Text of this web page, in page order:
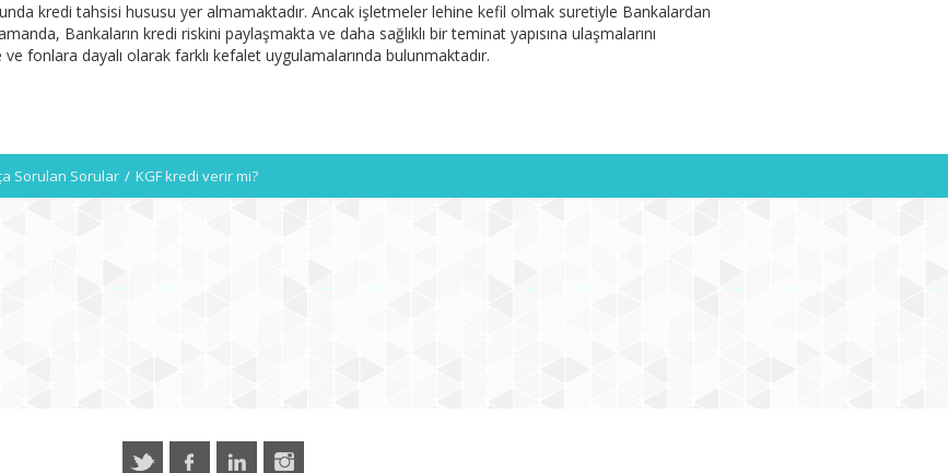
kredi tahsisi hususu yer almamaktadır. Ancak işletmeler lehine kefil olmak suretiyle Bankalardan
Bankaların kredi riskini paylaşmakta ve daha sağlıklı bir teminat yapısına ulaşmalarını
ve fonlara dayalı olarak farklı kefalet uygulamalarında bulunmaktadır.
Sorulan Sorular / KGF kredi verir mi?